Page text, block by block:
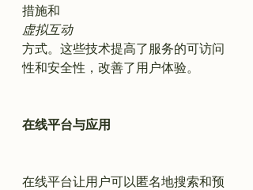
措施和
虚拟互动
方式。这些技术提高了服务的可访问
性和安全性，改善了用户体验。
在线平台与应用
在线平台让用户可以匿名地搜索和预